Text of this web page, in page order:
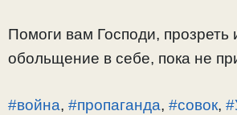
Помоги вам Господи, прозреть
обольщение в себе, пока не
#война, #пропаганда, #совок,